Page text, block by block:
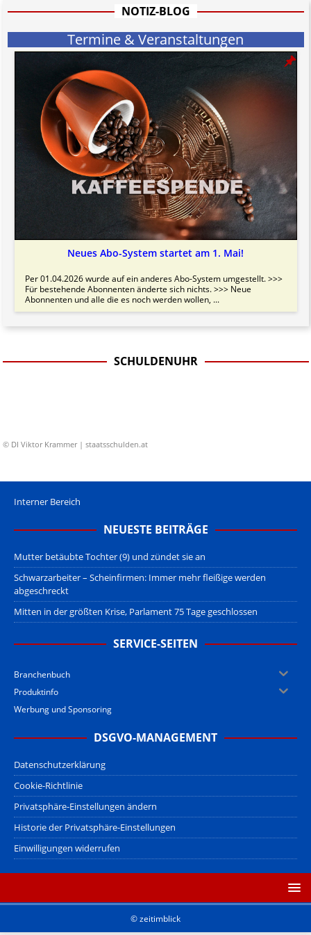
Bitte beachten Sie in dem Zusammenhang auch unsereAGB.
NOTIZ-BLOG
Termine & Veranstaltungen
Neues Abo-System startet am 1. Mai!
Per 01.04.2026 wurde auf ein anderes Abo-System umgestellt. >>>
Für bestehende Abonnenten änderte sich nichts. >>> Neue
Abonnenten und alle die es noch werden wollen, ...
SCHULDENUHR
© DI Viktor Krammer | staatsschulden.at
Interner Bereich
NEUESTE BEITRÄGE
Mutter betäubte Tochter (9) und zündet sie an
Schwarzarbeiter – Scheinfirmen: Immer mehr fleißige werden
abgeschreckt
Mitten in der größten Krise, Parlament 75 Tage geschlossen
SERVICE-SEITEN
Branchenbuch
Produktinfo
Werbung und Sponsoring
DSGVO-MANAGEMENT
Datenschutzerklärung
Cookie-Richtlinie
Privatsphäre-Einstellungen ändern
Historie der Privatsphäre-Einstellungen
Einwilligungen widerrufen
© zeitimblick